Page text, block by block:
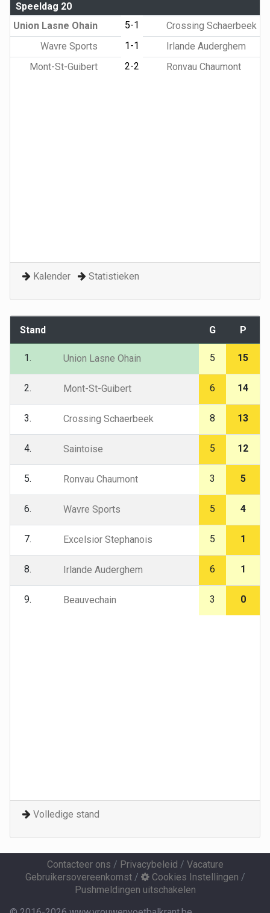
Speeldag 20
Union Lasne Ohain
5-1
Crossing Schaerbeek
Wavre Sports
1-1
Irlande Auderghem
Mont-St-Guibert
2-2 Ronvau Chaumont
Kalender Statistieken
Stand G P
1. Union Lasne Ohain 5 15
2. Mont-St-Guibert 6 14
3. Crossing Schaerbeek 8 13
4. Saintoise 5 12
5. Ronvau Chaumont 3 5
6. Wavre Sports 5 4
7. Excelsior Stephanois 5 1
8. Irlande Auderghem 6 1
9. Beauvechain 3 0
Volledige stand
Contacteer ons / Privacybeleid / Vacature
Gebruikersovereenkomst/ Cookies Instellingen /
Pushmeldingen uitschakelen